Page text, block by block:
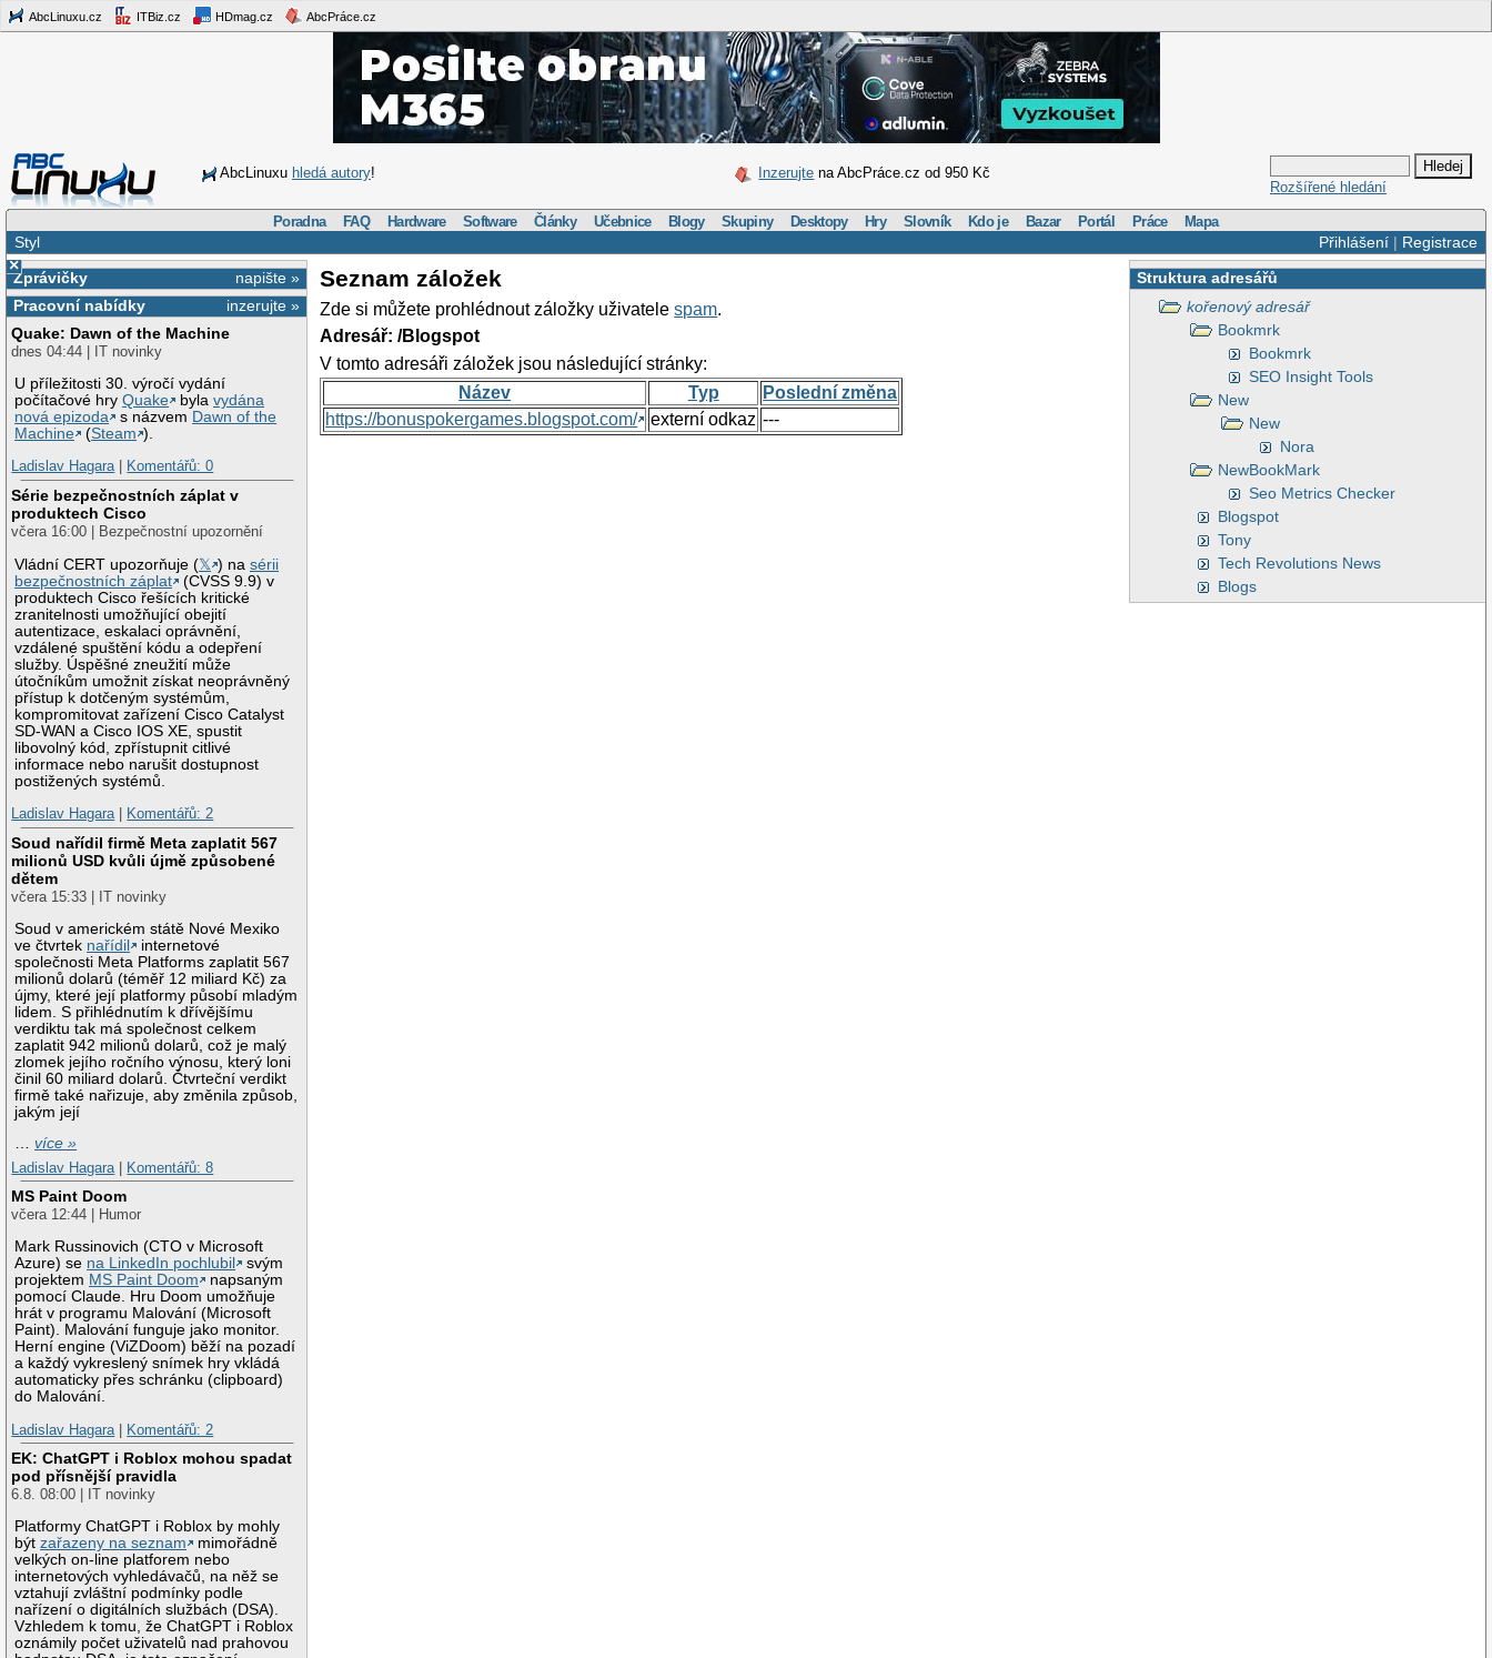
AbcLinuxu.cz ITBiz.cz HDmag.cz AbcPráce.cz
AbcLinuxu hledá autory! Inzerujte na AbcPráce.cz od 950 Kč
Rozšířené hledání
Poradna FAQ Hardware Software Články Učebnice Blogy Skupiny Desktopy Hry Slovník Kdo je Bazar Portál Práce Mapa
Přihlášení| Registrace
Styl
×
napište »
Zprávičky
inzerujte »
Pracovní nabídky
Quake: Dawn of the Machine
dnes 04:44 | IT novinky
U příležitosti 30. výročí vydání
počítačové hryQuake bylavydána
nová epizoda
s názvem Dawn of the
Machine
(Steam ).
Ladislav Hagara| Komentářů: 0
Série bezpečnostních záplat v
produktech Cisco
včera 16:00 | Bezpečnostní upozornění
Vládní CERT upozorňuje (𝕏 ) nasérii
bezpečnostních záplat
(CVSS 9.9) v
produktech Cisco řešících kritické
zranitelnosti umožňující obejití
autentizace, eskalaci oprávnění,
vzdálené spuštění kódu a odepření
služby. Úspěšné zneužití může
útočníkům umožnit získat neoprávněný
přístup k dotčeným systémům,
kompromitovat zařízení Cisco Catalyst
SD-WAN a Cisco IOS XE, spustit
libovolný kód, zpřístupnit citlivé
informace nebo narušit dostupnost
postižených systémů.
Ladislav Hagara| Komentářů: 2
Soud nařídil firmě Meta zaplatit 567
milionů USD kvůli újmě způsobené
dětem
včera 15:33 | IT novinky
Soud v americkém státě Nové Mexiko
ve čtvrtek nařídil
internetové
společnosti Meta Platforms zaplatit 567
milionů dolarů (téměř 12 miliard Kč) za
újmy, které její platformy působí mladým
lidem. S přihlédnutím k dřívějšímu
verdiktu tak má společnost celkem
zaplatit 942 milionů dolarů, což je malý
zlomek jejího ročního výnosu, který loni
činil 60 miliard dolarů. Čtvrteční verdikt
firmě také nařizuje, aby změnila způsob,
jakým její
…více »
Ladislav Hagara
Komentářů: 8
MS Paint Doom
včera 12:44 | Humor
Mark Russinovich (CTO v Microsoft
Azure) se na LinkedIn pochlubil
svým
projektem MS Paint Doom
napsaným
pomocí Claude. Hru Doom umožňuje
hrát v programu Malování (Microsoft
Paint). Malování funguje jako monitor.
Herní engine (ViZDoom) běží na pozadí
a každý vykreslený snímek hry vkládá
automaticky přes schránku (clipboard)
do Malování.
Ladislav Hagara
Komentářů: 2
EK: ChatGPT i Roblox mohou spadat
pod přísnější pravidla
6.8. 08:00 | IT novinky
Platformy ChatGPT i Roblox by mohly
býtzařazeny na seznam
mimořádně
velkých on-line platforem nebo
internetových vyhledávačů, na něž se
vztahují zvláštní podmínky podle
nařízení o digitálních službách (DSA).
Vzhledem k tomu, že ChatGPT i Roblox
oznámily počet uživatelů nad prahovou
Struktura adresářů
kořenový adresář
Bookmrk
Bookmrk
SEO Insight Tools
New
New
Nora
NewBookMark
Seo Metrics Checker
Blogspot
Tony
Tech Revolutions News
Blogs
Seznam záložek
Zde si můžete prohlédnout záložky uživatelespam.
Adresář: /Blogspot
V tomto adresáři záložek jsou následující stránky:
Název
Typ
Poslední změna
https://bonuspokergames.blogspot.com/
externí odkaz ---